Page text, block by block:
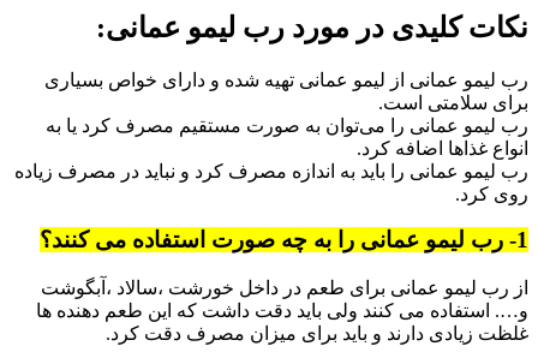
نکات کلیدی در مورد رب لیمو عمانی:
رب لیمو عمانی از لیمو عمانی تهیه شده و دارای خواص بسیاری
برای سلامتی است.
رب لیمو عمانی را می‌توان به صورت مستقیم مصرف کرد یا به
انواع غذاها اضافه کرد.
رب لیمو عمانی را باید به اندازه مصرف کرد و نباید در مصرف زیاده
روی کرد.
1- رب لیمو عمانی را به چه صورت استفاده می کنند؟
از رب لیمو عمانی برای طعم در داخل خورشت ،سالاد ،آبگوشت
و…. استفاده می کنند ولی باید دقت داشت که این طعم دهنده ها
غلظت زیادی دارند و باید برای میزان مصرف دقت کرد.